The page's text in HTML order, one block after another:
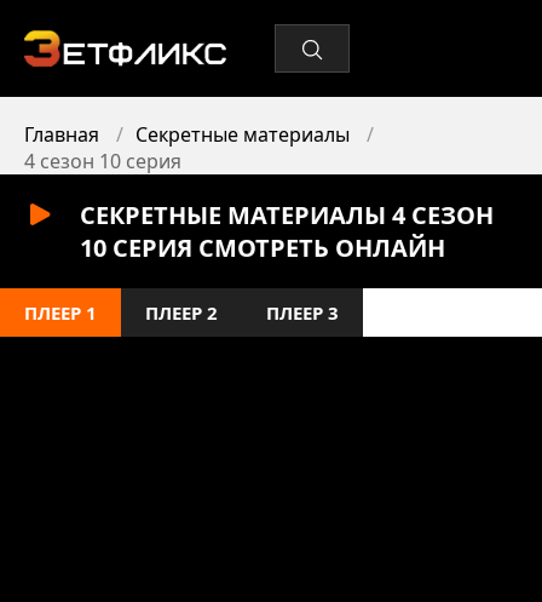
Главная
Секретные материалы
4 сезон 10 серия
СЕКРЕТНЫЕ МАТЕРИАЛЫ 4 СЕЗОН
10 СЕРИЯ СМОТРЕТЬ ОНЛАЙН
ПЛЕЕР 1 ПЛЕЕР 2 ПЛЕЕР 3